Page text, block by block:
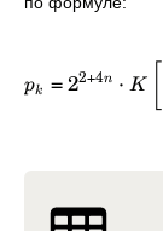
pk =22+4n ⋅ K